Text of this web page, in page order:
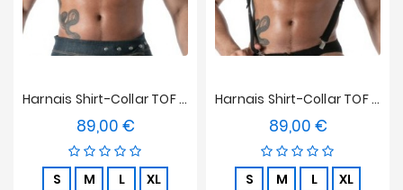
Harnais Shirt-Collar TOF Paris Raw Denim - Bleu
89,00 €Prix
S M L
XL
Harnais Shirt-Collar TOF Paris Raw Denim - Noir
89,00 €Prix
S M L
XL